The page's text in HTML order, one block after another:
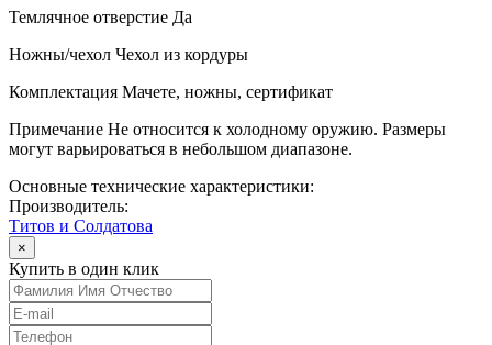
Темлячное отверстие Да
Ножны/чехол Чехол из кордуры
Комплектация Мачете, ножны, сертификат
Примечание Не относится к холодному оружию. Размеры
могут варьироваться в небольшом диапазоне.
Основные технические характеристики:
Производитель:
Титов и Солдатова
×
Купить в один клик